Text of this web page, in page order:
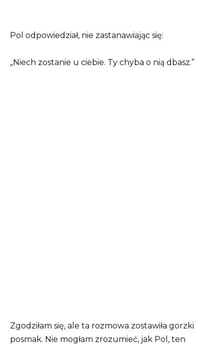
Pol odpowiedział, nie zastanawiając się:
„Niech zostanie u ciebie. Ty chyba o nią dbasz.”
Zgodziłam się, ale ta rozmowa zostawiła gorzki
posmak. Nie mogłam zrozumieć, jak Pol, ten